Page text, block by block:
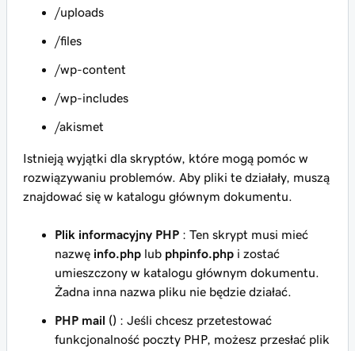
/uploads
/files
/wp-content
/wp-includes
/akismet
Istnieją wyjątki dla skryptów, które mogą pomóc w
rozwiązywaniu problemów. Aby pliki te działały, muszą
znajdować się w katalogu głównym dokumentu.
Plik informacyjny PHP : Ten skrypt musi mieć
nazwę info.php lub phpinfo.php i zostać
umieszczony w katalogu głównym dokumentu.
Żadna inna nazwa pliku nie będzie działać.
PHP mail () : Jeśli chcesz przetestować
funkcjonalność poczty PHP, możesz przesłać plik